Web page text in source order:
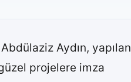
Aydın, yapılan
projelere imza